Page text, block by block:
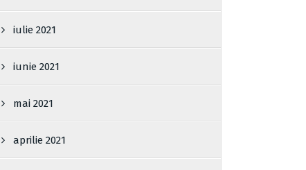
iulie 2021
iunie 2021
mai 2021
aprilie 2021